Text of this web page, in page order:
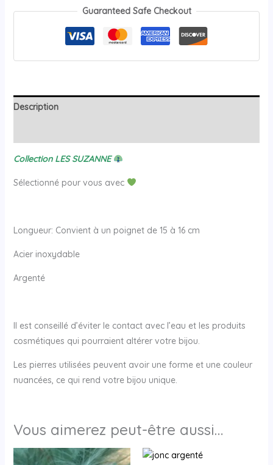
Guaranteed Safe Checkout
Description
Collection LES SUZANNE
Sélectionné pour vous avec
Longueur: Convient à un poignet de 15 à 16 cm
Acier inoxydable
Argenté
Il est conseillé d’éviter le contact avec l’eau et les produits
cosmétiques qui pourraient altérer votre bijou.
Les pierres utilisées peuvent avoir une forme et une couleur
nuancées, ce qui rend votre bijou unique.
Vous aimerez peut-être aussi…